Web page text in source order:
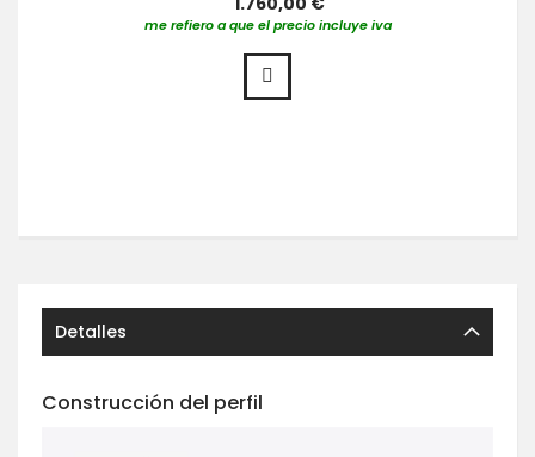
me refiero a que el precio incluye iva
Detalles
Construcción del perfil